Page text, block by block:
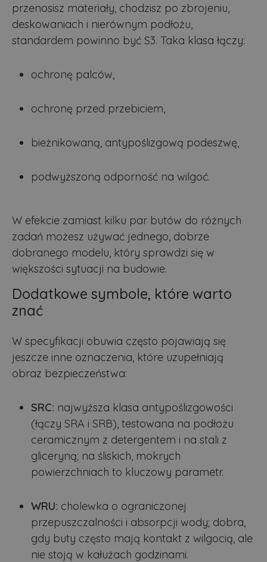
przenosisz materiały, chodzisz po zbrojeniu,
deskowaniach i nierównym podłożu,
standardem powinno być S3. Taka klasa łączy:
ochronę palców,
ochronę przed przebiciem,
bieżnikowaną, antypoślizgową podeszwę,
podwyższoną odporność na wilgoć.
W efekcie zamiast kilku par butów do różnych
zadań możesz używać jednego, dobrze
dobranego modelu, który sprawdzi się w
większości sytuacji na budowie.
Dodatkowe symbole, które warto
znać
W specyfikacji obuwia często pojawiają się
jeszcze inne oznaczenia, które uzupełniają
obraz bezpieczeństwa:
SRC: najwyższa klasa antypoślizgowości
(łączy SRA i SRB), testowana na podłożu
ceramicznym z detergentem i na stali z
gliceryną; na śliskich, mokrych
powierzchniach to kluczowy parametr.
WRU: cholewka o ograniczonej
przepuszczalności i absorpcji wody; dobra,
gdy buty często mają kontakt z wilgocią, ale
nie stoją w kałużach godzinami.